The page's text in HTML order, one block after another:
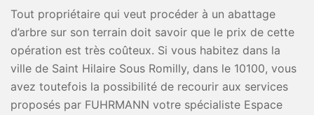
Tout propriétaire qui veut procéder à un abattage
d’arbre sur son terrain doit savoir que le prix de cette
opération est très coûteux. Si vous habitez dans la
ville de Saint Hilaire Sous Romilly, dans le 10100, vous
avez toutefois la possibilité de recourir aux services
proposés par FUHRMANN votre spécialiste Espace